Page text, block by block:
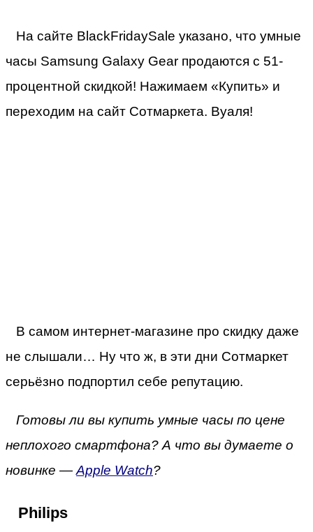
На сайте BlackFridaySale указано, что умные
часы Samsung Galaxy Gear продаются с 51-
процентной скидкой! Нажимаем «Купить» и
переходим на сайт Сотмаркета. Вуаля!
В самом интернет-магазине про скидку даже
не слышали… Ну что ж, в эти дни Сотмаркет
серьёзно подпортил себе репутацию.
Готовы ли вы купить умные часы по цене
неплохого смартфона? А что вы думаете о
новинке — Apple Watch?
Philips